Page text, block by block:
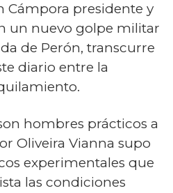
Cámpora presidente y
un nuevo golpe militar
de Perón, transcurre
diario entre la
hombres prácticos a
Oliveira Vianna supo
experimentales que
las condiciones